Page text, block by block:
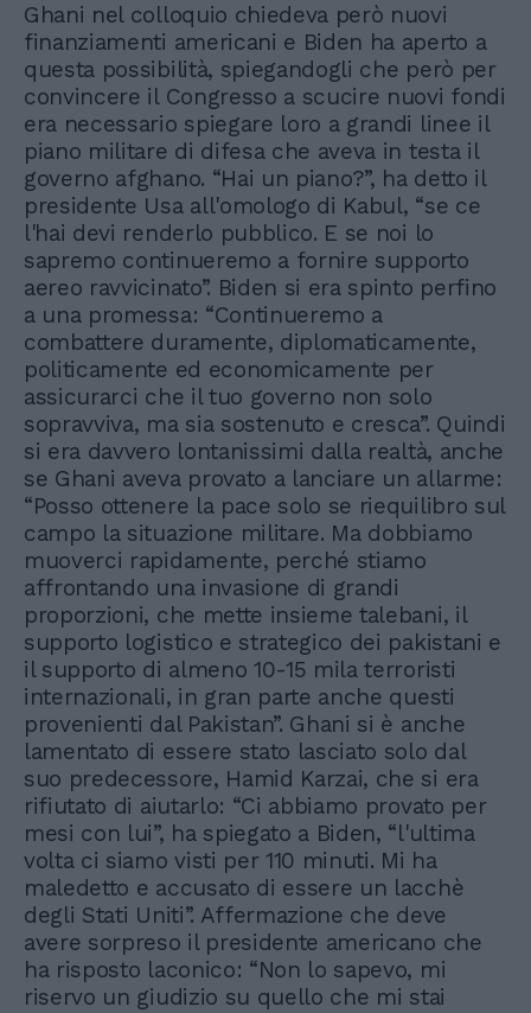
Ghani nel colloquio chiedeva però nuovi
finanziamenti americani e Biden ha aperto a
questa possibilità, spiegandogli che però per
convincere il Congresso a scucire nuovi fondi
era necessario spiegare loro a grandi linee il
piano militare di difesa che aveva in testa il
governo afghano. “Hai un piano?”, ha detto il
presidente Usa all'omologo di Kabul, “se ce
l'hai devi renderlo pubblico. E se noi lo
sapremo continueremo a fornire supporto
aereo ravvicinato”. Biden si era spinto perfino
a una promessa: “Continueremo a
combattere duramente, diplomaticamente,
politicamente ed economicamente per
assicurarci che il tuo governo non solo
sopravviva, ma sia sostenuto e cresca”. Quindi
si era davvero lontanissimi dalla realtà, anche
se Ghani aveva provato a lanciare un allarme:
“Posso ottenere la pace solo se riequilibro sul
campo la situazione militare. Ma dobbiamo
muoverci rapidamente, perché stiamo
affrontando una invasione di grandi
proporzioni, che mette insieme talebani, il
supporto logistico e strategico dei pakistani e
il supporto di almeno 10-15 mila terroristi
internazionali, in gran parte anche questi
provenienti dal Pakistan”. Ghani si è anche
lamentato di essere stato lasciato solo dal
suo predecessore, Hamid Karzai, che si era
rifiutato di aiutarlo: “Ci abbiamo provato per
mesi con lui”, ha spiegato a Biden, “l'ultima
volta ci siamo visti per 110 minuti. Mi ha
maledetto e accusato di essere un lacchè
degli Stati Uniti”. Affermazione che deve
avere sorpreso il presidente americano che
ha risposto laconico: “Non lo sapevo, mi
riservo un giudizio su quello che mi stai